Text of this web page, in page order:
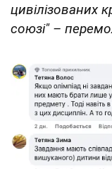
цивілізованих
союзі" –